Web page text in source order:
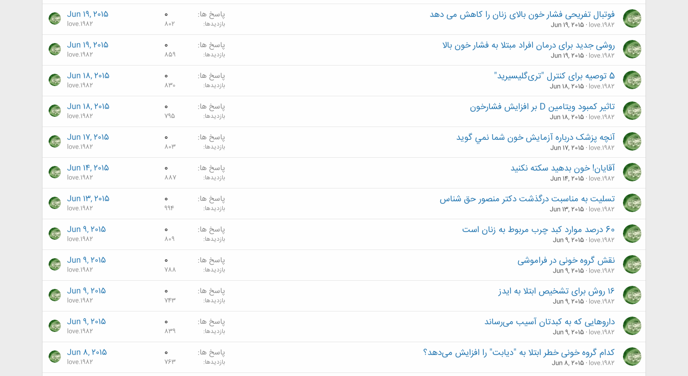
فوتبال تفریحی فشار خون بالای زنان را کاهش می دهد
love.1982
Jun 19, 2015
پاسخ ها 0
بازدیدها 802
Jun 19, 2015
love.1982
روشی جدید برای درمان افراد مبتلا به فشار خون بالا
love.1982
Jun 19, 2015
پاسخ ها 0
بازدیدها 859
Jun 19, 2015
love.1982
5 توصیه برای کنترل "تری‌گلیسیرید"
love.1982
Jun 18, 2015
پاسخ ها 0
بازدیدها 830
Jun 18, 2015
love.1982
تاثیر کمبود ویتامین D بر افزایش فشارخون
love.1982
Jun 18, 2015
پاسخ ها 0
بازدیدها 795
Jun 18, 2015
love.1982
آنچه پزشک درباره آزمايش خون شما نمي گويد
love.1982
Jun 17, 2015
پاسخ ها 0
بازدیدها 803
Jun 17, 2015
love.1982
آقایان! خون بدهید سکته نکنید
love.1982
Jun 14, 2015
پاسخ ها 0
بازدیدها 887
Jun 14, 2015
love.1982
تسلیت به مناسبت درگذشت دکتر منصور حق شناس
love.1982
Jun 13, 2015
پاسخ ها 0
بازدیدها 994
Jun 13, 2015
love.1982
60 درصد موارد کبد چرب مربوط به زنان است
love.1982
Jun 9, 2015
پاسخ ها 0
بازدیدها 809
Jun 9, 2015
love.1982
نقش گروه ​خونی​ در فراموشی
love.1982
Jun 9, 2015
پاسخ ها 0
بازدیدها 788
Jun 9, 2015
love.1982
۱۶ روش برای تشخیص ابتلا به ایدز
love.1982
Jun 9, 2015
پاسخ ها 0
بازدیدها 743
Jun 9, 2015
love.1982
داروهایی که به کبدتان آسیب می‌رساند
love.1982
Jun 9, 2015
پاسخ ها 0
بازدیدها 839
Jun 9, 2015
love.1982
کدام گروه خونی خطر ابتلا به "دیابت" را افزایش می‌دهد؟
love.1982
Jun 8, 2015
پاسخ ها 0
بازدیدها 763
Jun 8, 2015
love.1982